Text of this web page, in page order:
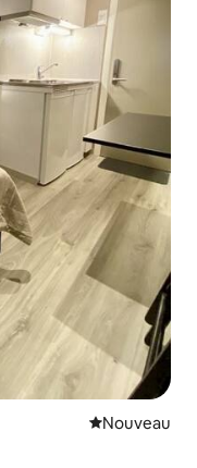
Nouvel
Nouveau